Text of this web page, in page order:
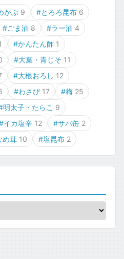
かぶ 9 #とろろ昆布 6
#ごま油 8 #ラー油 4
#かんたん酢 1
#大葉・青じそ 11
#大根おろし 12
#わさび 17 #梅 25
明太子・たらこ 9
イカ塩辛 12 #サバ缶 2
め茸 10 #塩昆布 2